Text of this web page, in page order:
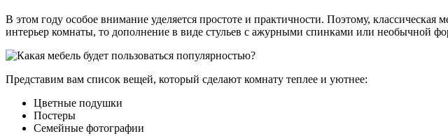
В этом году особое внимание уделяется простоте и практичности. Поэтому,
интерьер комнаты, то дополнение в виде стульев с ажурными спинками или необычной
Представим вам список вещей, который сделают комнату теплее и уютнее:
Цветные подушки
Постеры
Семейные фотографии